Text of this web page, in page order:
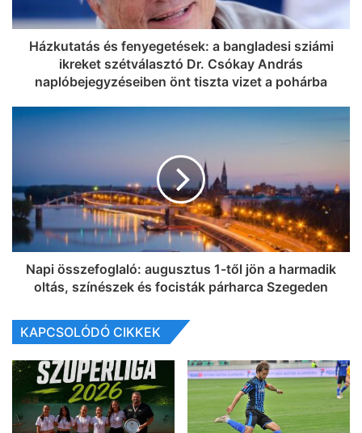
Házkutatás és fenyegetések: a bangladesi sziámi
ikreket szétválasztó Dr. Csókay András
naplóbejegyzéseiben önt tiszta vizet a pohárba
Napi összefoglaló: augusztus 1-től jön a harmadik
oltás, színészek és focisták párharca Szegeden
KAPCSOLÓDÓ CIKKEK